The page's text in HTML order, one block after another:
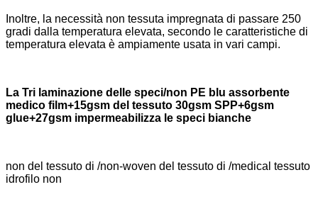
Inoltre, la necessità non tessuta impregnata di passare 250
gradi dalla temperatura elevata, secondo le caratteristiche di
temperatura elevata è ampiamente usata in vari campi.
La Tri laminazione delle speci/non PE blu assorbente
medico film+15gsm del tessuto 30gsm SPP+6gsm
glue+27gsm impermeabilizza le speci bianche
non del tessuto di /non-woven del tessuto di /medical tessuto
idrofilo non